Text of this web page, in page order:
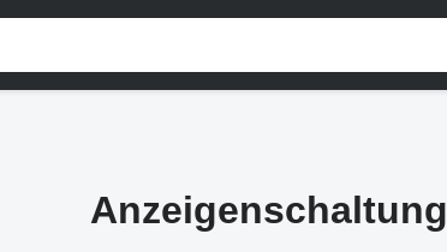
Anzeigenschaltung